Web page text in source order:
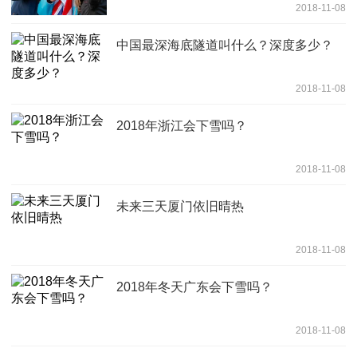
2018-11-08
中国最深海底隧道叫什么？深度多少？
2018-11-08
2018年浙江会下雪吗？
2018-11-08
未来三天厦门依旧晴热
2018-11-08
2018年冬天广东会下雪吗？
2018-11-08